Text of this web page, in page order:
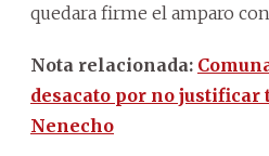
quedara firme el amparo
Nota relacionada:
desacato por no justificar
Nenecho